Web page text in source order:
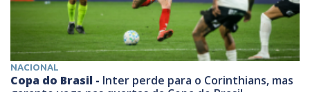
NACIONAL
Copa do Brasil - Inter perde para o Corinthians, mas